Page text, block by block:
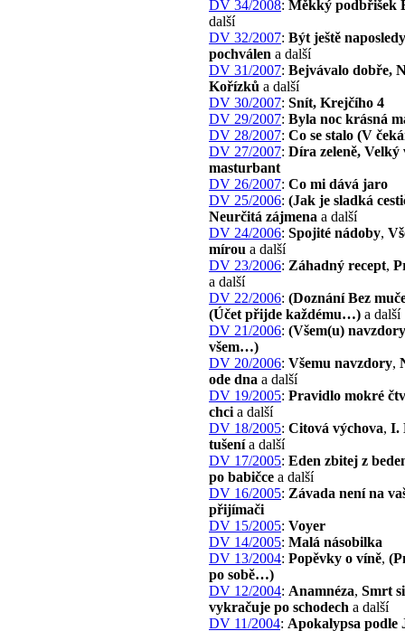
DV 34/2008: Měkký podbřišek
další
DV 32/2007: Být ještě
pochválen a další
DV 31/2007: Bejvávalo dobře,
Kořízků a další
DV 30/2007: Snít, Krejčího 4
DV 29/2007: Byla noc krásná
DV 28/2007: Co se stalo (V
DV 27/2007: Díra zeleně, Velký
masturbant
DV 26/2007: Co mi dává jaro
DV 25/2006: (Jak je sladká
Neurčitá zájmena a další
DV 24/2006: Spojité nádoby,
mírou a další
DV 23/2006: Záhadný recept,
a další
DV 22/2006: (Doznání Bez
(Účet přijde každému…) a další
DV 21/2006: (Všem(u)
všem…)
DV 20/2006: Všemu navzdory,
ode dna a další
DV 19/2005: Pravidlo mokré
chci a další
DV 18/2005: Citová výchova, I.
tušenía další
DV 17/2005: Eden zbitej z
po babičce a další
DV 16/2005: Závada není na
přijímači
DV 15/2005: Voyer
DV 14/2005: Malá násobilka
DV 13/2004: Popěvky o víně,
po sobě…)
DV 12/2004: Anamnéza, Smrt
vykračuje po schodech a další
DV 11/2004: Apokalypsa podle